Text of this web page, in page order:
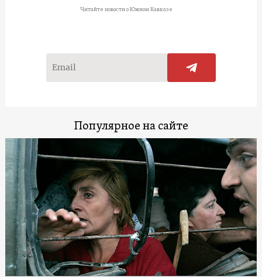
Читайте новости о Южном Кавказе
Популярное на сайте